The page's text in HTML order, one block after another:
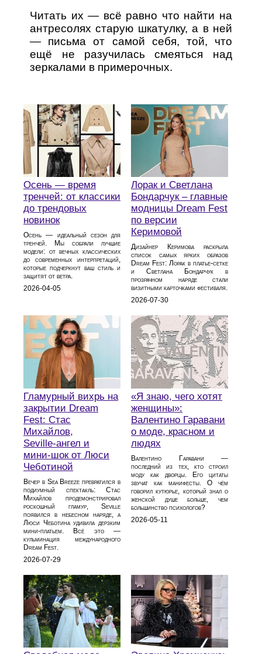
Читать их — всё равно что найти на
антресолях старую шкатулку, а в ней
— письма от самой себя, той, что
ещё не разучилась смеяться над
зеркалами в примерочных.
Осень — время
тренчей: от классики
до трендовых
новинок
Осень — идеальный сезон для
тренчей. Мы собрали лучшие
модели: от вечных классических
до современных интерпретаций,
которые подчеркнут ваш стиль и
защитят от ветра.
2026-04-05
Лорак и Светлана
Бондарчук – главные
модницы Dream Fest
по версии
Керимовой
Дизайнер Керимова раскрыла
список самых ярких образов
Dream Fest: Лорак в платье‑сетке
и Светлана Бондарчук в
прозрачном наряде стали
визитными карточками фестиваля.
2026-07-30
Гламурный вихрь на
закрытии Dream
Fest: Стас
Михайлов,
Seville‑ангел и
мини‑шок от Люси
Чеботиной
Вечер в Sea Breeze превратился в
подиумный спектакль: Стас
Михайлов продемонстрировал
роскошный гламур, Seville
появился в небесном наряде, а
Люси Чеботина удивила дерзким
мини‑платьем. Всё это —
кульминация международного
Dream Fest.
2026-07-29
«Я знаю, чего хотят
женщины»:
Валентино Гаравани
о моде, красном и
людях
Валентино Гаравани —
последний из тех, кто строил
моду как дворцы. Его цитаты
звучат как манифесты. О чём
говорил кутюрье, который знал о
женской душе больше, чем
большинство психологов?
2026-05-11